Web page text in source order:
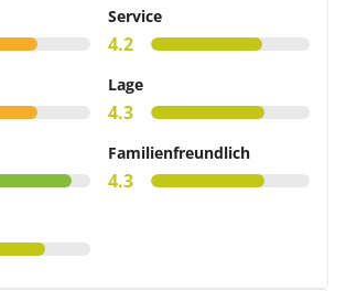
Service
4.2
Lage
4.3
Familienfreundlich
4.3